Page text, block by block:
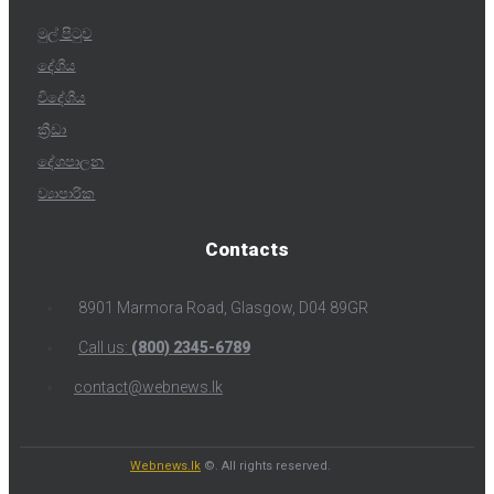
මුල් පිටුව
දේශීය
විදේශීය
ක්‍රීඩා
දේශපාලන
ව්‍යාපාරික
Contacts
8901 Marmora Road, Glasgow, D04 89GR
Call us: (800) 2345-6789
contact@webnews.lk
Webnews.lk ©. All rights reserved.